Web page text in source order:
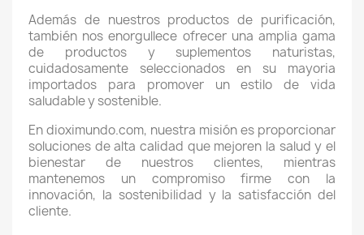
Además de nuestros productos de purificación,
también nos enorgullece ofrecer una amplia gama
de productos y suplementos naturistas,
cuidadosamente seleccionados en su mayoria
importados para promover un estilo de vida
saludable y sostenible.
En dioximundo.com, nuestra misión es proporcionar
soluciones de alta calidad que mejoren la salud y el
bienestar de nuestros clientes, mientras
mantenemos un compromiso firme con la
innovación, la sostenibilidad y la satisfacción del
cliente.